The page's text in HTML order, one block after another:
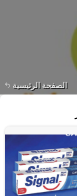
الصفحة الرئيسية